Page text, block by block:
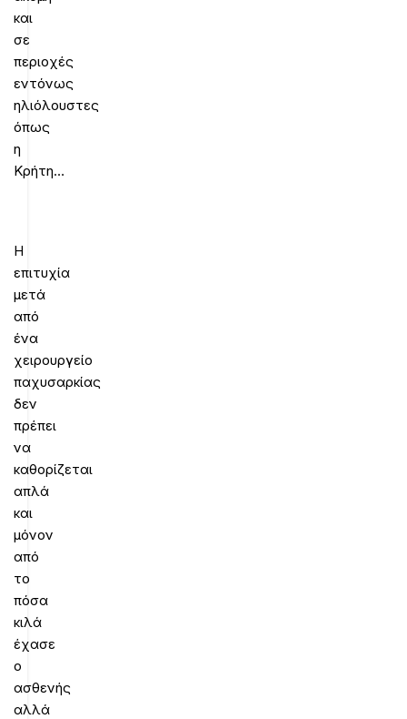
και
σε
περιοχές
εντόνως
ηλιόλουστες
όπως
η
Κρήτη…
Η
επιτυχία
μετά
από
ένα
χειρουργείο
παχυσαρκίας
δεν
πρέπει
να
καθορίζεται
απλά
και
μόνον
από
το
πόσα
κιλά
έχασε
ο
ασθενής
αλλά